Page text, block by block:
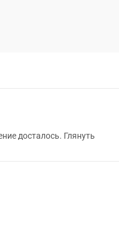
досталось. Глянуть